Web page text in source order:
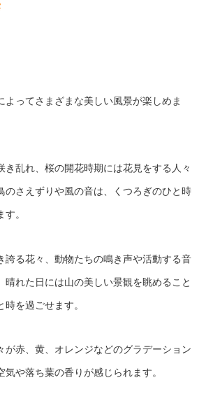
よってさまざまな美しい風景が楽しめま
き乱れ、桜の開花時期には花見をする人々
のさえずりや風の音は、くつろぎのひと時
。
誇る花々、動物たちの鳴き声や活動する音
晴れた日には山の美しい景観を眺めること
を過ごせます。
が赤、黄、オレンジなどのグラデーション
気や落ち葉の香りが感じられます。